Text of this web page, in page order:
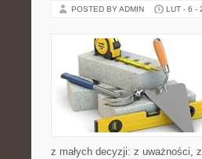
POSTED BY ADMIN LUT - 6 -
z małych decyzji: z uważności,